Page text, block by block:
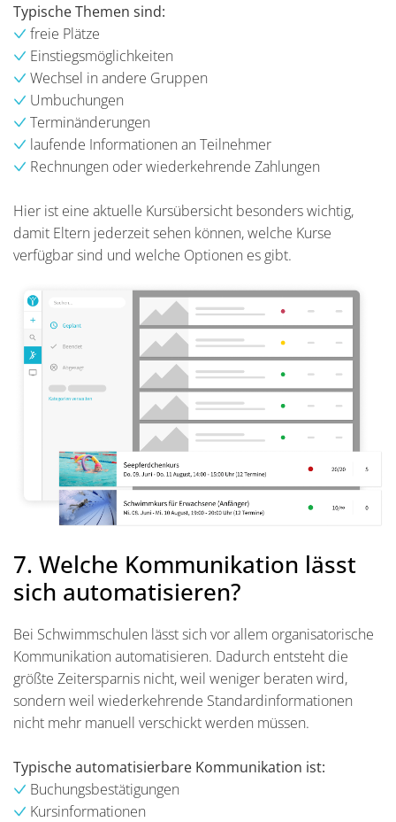
Typische Themen sind:
freie Plätze
Einstiegsmöglichkeiten
Wechsel in andere Gruppen
Umbuchungen
Terminänderungen
laufende Informationen an Teilnehmer
Rechnungen oder wiederkehrende Zahlungen
Hier ist eine aktuelle Kursübersicht besonders wichtig,
damit Eltern jederzeit sehen können, welche Kurse
verfügbar sind und welche Optionen es gibt.
7. Welche Kommunikation lässt
sich automatisieren?
Bei Schwimmschulen lässt sich vor allem organisatorische
Kommunikation automatisieren. Dadurch entsteht die
größte Zeitersparnis nicht, weil weniger beraten wird,
sondern weil wiederkehrende Standardinformationen
nicht mehr manuell verschickt werden müssen.
Typische automatisierbare Kommunikation ist:
Buchungsbestätigungen
Kursinformationen